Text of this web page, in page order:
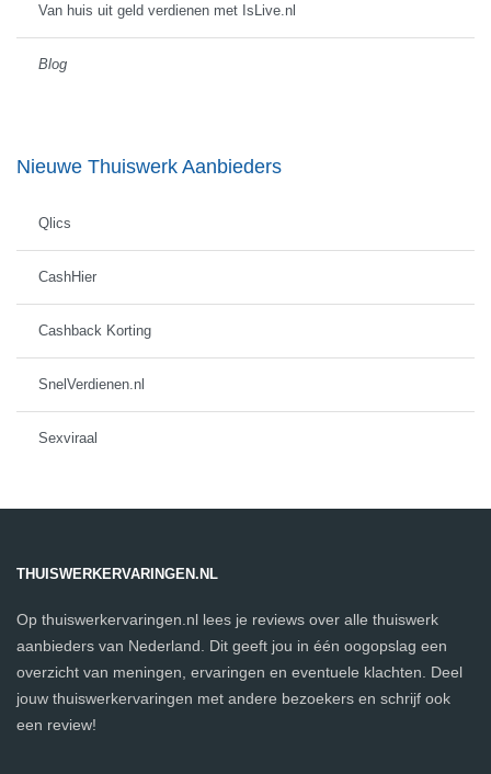
Van huis uit geld verdienen met IsLive.nl
Blog
Nieuwe Thuiswerk Aanbieders
Qlics
CashHier
Cashback Korting
SnelVerdienen.nl
Sexviraal
THUISWERKERVARINGEN.NL
Op thuiswerkervaringen.nl lees je reviews over alle thuiswerk
aanbieders van Nederland. Dit geeft jou in één oogopslag een
overzicht van meningen, ervaringen en eventuele klachten. Deel
jouw thuiswerkervaringen met andere bezoekers en schrijf ook
een review!